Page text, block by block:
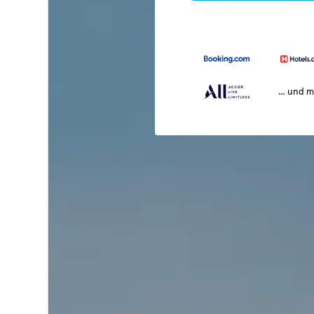
… und